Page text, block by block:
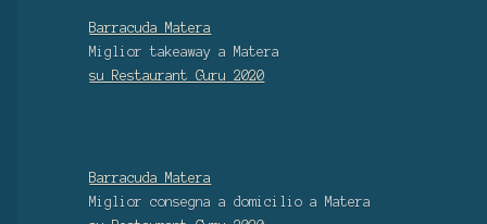
Barracuda Matera
Miglior takeaway a Matera
su Restaurant Guru
2020
Barracuda Matera
Miglior consegna a domicilio a Matera